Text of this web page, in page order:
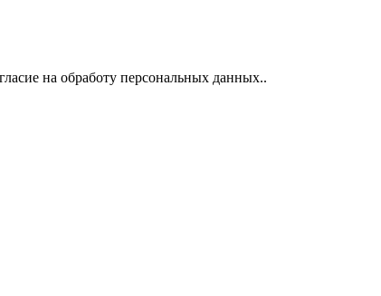
на обработу персональных данных..